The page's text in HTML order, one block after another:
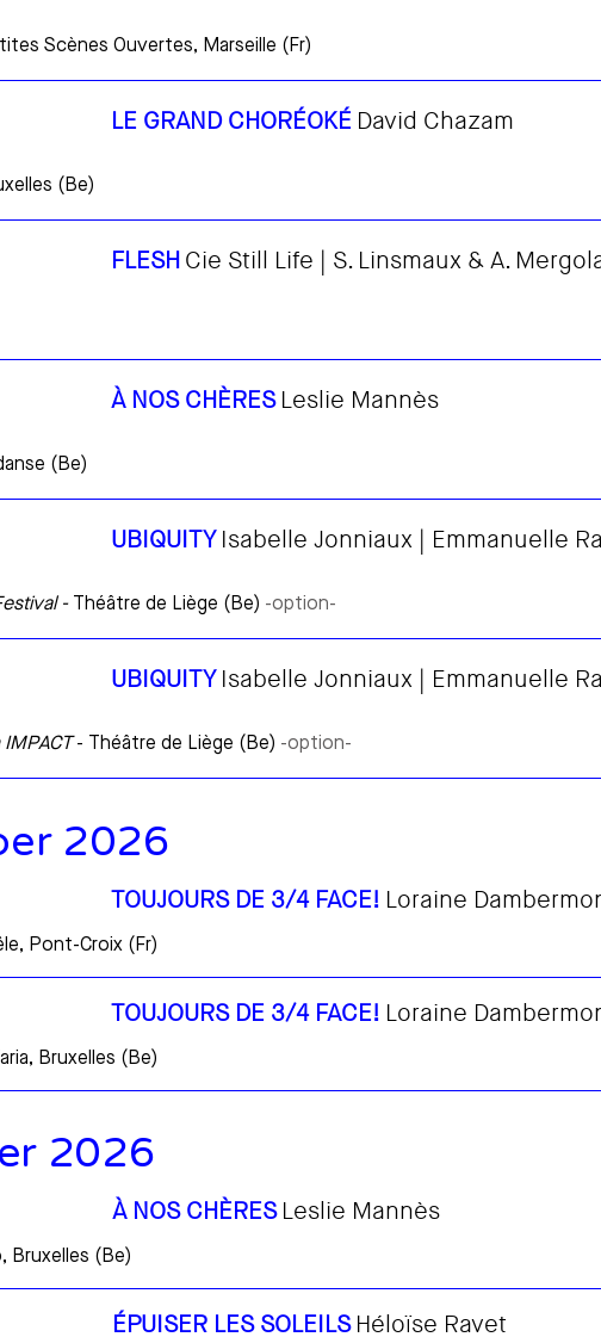
Scènes Ouvertes, Marseille (Fr)
LE GRAND CHORÉOKÉ David Chazam
(Be)
FLESH Cie Still Life | S. Linsmaux & A.
À NOS CHÈRES Leslie Mannès
(Be)
UBIQUITY Isabelle Jonniaux | Emmanuelle
- Théâtre de Liège (Be) -option-
UBIQUITY Isabelle Jonniaux | Emmanuelle
- Théâtre de Liège (Be) -option-
2026
TOUJOURS DE 3/4 FACE! Loraine
Pont-Croix (Fr)
TOUJOURS DE 3/4 FACE! Loraine
Bruxelles (Be)
2026
À NOS CHÈRES Leslie Mannès
Bruxelles (Be)
ÉPUISER LES SOLEILSHéloïse Ravet